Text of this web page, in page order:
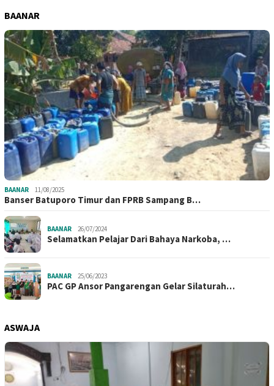
BAANAR
BAANAR 11/08/2025
Banser Batuporo Timur dan FPRB Sampang B…
BAANAR 26/07/2024
Selamatkan Pelajar Dari Bahaya Narkoba, …
BAANAR 25/06/2023
PAC GP Ansor Pangarengan Gelar Silaturah…
ASWAJA